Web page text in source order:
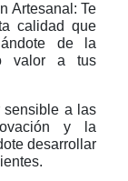
Artesanal: Te
calidad que
de la
valor a tus
sensible a las
y la
desarrollar